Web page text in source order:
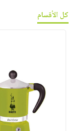
كل الأقسام